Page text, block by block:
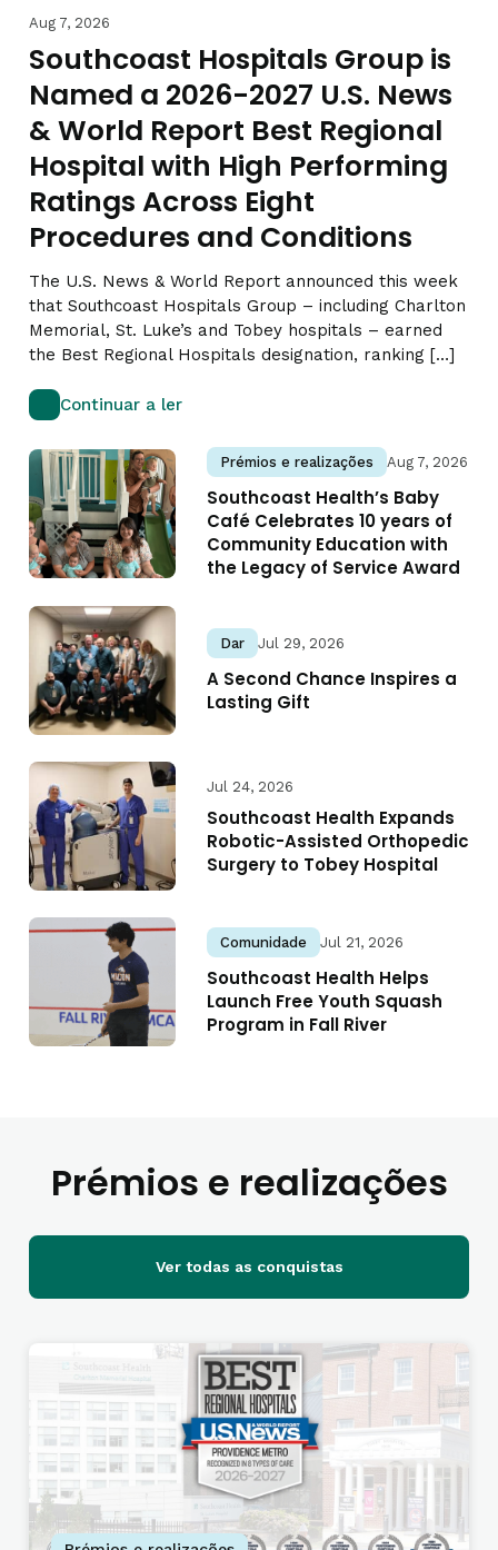
Aug 7, 2026
Southcoast Hospitals Group is
Named a 2026-2027 U.S. News
& World Report Best Regional
Hospital with High Performing
Ratings Across Eight
Procedures and Conditions
The U.S. News & World Report announced this week
that Southcoast Hospitals Group – including Charlton
Memorial, St. Luke’s and Tobey hospitals – earned
the Best Regional Hospitals designation, ranking […]
Continuar a ler
Prémios e realizações Aug 7, 2026
Southcoast Health’s Baby
Café Celebrates 10 years of
Community Education with
the Legacy of Service Award
Dar Jul 29, 2026
A Second Chance Inspires a
Lasting Gift
Jul 24, 2026
Southcoast Health Expands
Robotic-Assisted Orthopedic
Surgery to Tobey Hospital
Comunidade Jul 21, 2026
Southcoast Health Helps
Launch Free Youth Squash
Program in Fall River
Prémios e realizações
Ver todas as conquistas